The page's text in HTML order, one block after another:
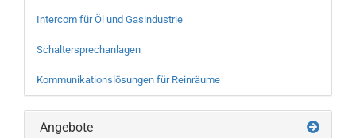
Intercom für Öl und Gasindustrie
Schaltersprechanlagen
Kommunikationslösungen für Reinräume
Angebote